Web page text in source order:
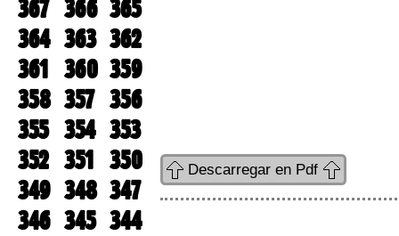
367 366 365
364 363 362
361 360 359
358 357 356
355 354 353
352 351 350
349 348 347
346 345 344
Descarregar en Pdf